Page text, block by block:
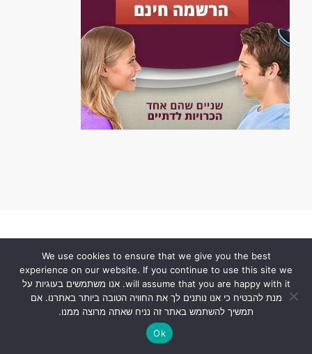
Облачные серверы
We use cookies to ensure that we give you the best
experience on our website. If you continue to use this site we
will assume that you are happy with it. אנו משתמשים בעוגיות על
מנת להבטיח כי אנו נותנים לך את החוויה הטובה ביותר באתרנו. אם
תמשיך להשתמש באתר זה נניח שאתה מרוצה ממנו.
Ok